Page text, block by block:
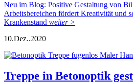
Neu im Blog: Positive Gestaltung von
Arbeitsbereichen fördert Kreativität und
Krankenstand weiter >
10.Dez..2020
Treppe in Betonoptik